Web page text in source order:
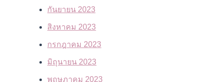
กันยายน 2023
สิงหาคม 2023
กรกฎาคม 2023
มิถุนายน 2023
พฤษภาคม 2023